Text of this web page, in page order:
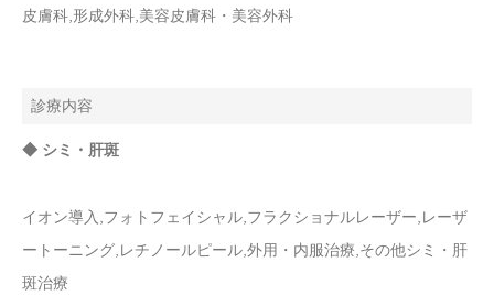
皮膚科,形成外科,美容皮膚科・美容外科
診療内容
◆ シミ・肝斑
イオン導入,フォトフェイシャル,フラクショナルレーザー,レーザ
ートーニング,レチノールピール,外用・内服治療,その他シミ・肝
斑治療